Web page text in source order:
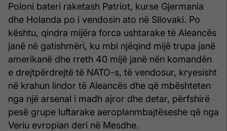
Poloni bateri raketash Patriot, kurse Gjermania
dhe Holanda po i vendosin ato në Sllovaki. Po
kështu, qindra mijëra forca ushtarake të Aleancës
janë në gatishmëri, ku mbi njëqind mijë trupa janë
amerikanë dhe rreth 40 mijë janë nën komandën
e drejtpërdrejtë të NATO-s, të vendosur, kryesisht
në krahun lindor të Aleancës dhe që mbështeten
nga një arsenal i madh ajror dhe detar, përfshirë
pesë grupe luftarake aeroplanmbajtëseshe që nga
Veriu evropian deri në Mesdhe.